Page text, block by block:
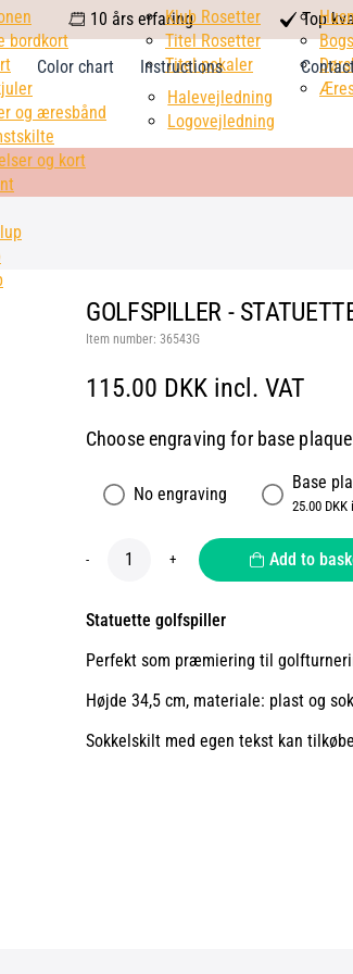
calendar
10 års erfaring
check
mark
Top
Color chart
Instructions
Halevejledning
Logovejledning
bordkort
og æresbånd
og kort
Klub Rosetter
Titel Rosetter
Titel pokaler
GOLFSPILLER -
Item number: 36543G
115.00 DKK incl. VAT
Choose engraving for base plaque
No engraving
Base
25.00 DKK
- + Add to
Statuette golfspiller
Perfekt som præmiering til
Højde 34,5 cm, materiale: plast og
Sokkelskilt med egen tekst kan